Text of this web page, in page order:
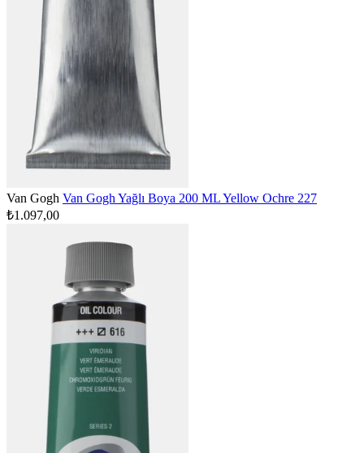
Van Gogh Van Gogh Yağlı Boya 200 ML Yellow Ochre 227
₺1.097,00